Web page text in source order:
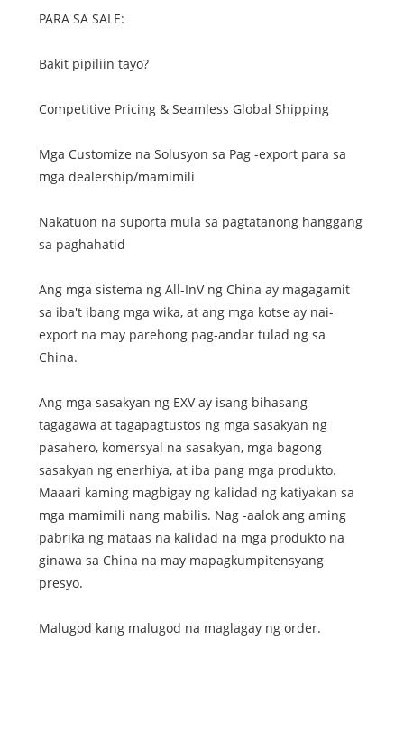
PARA SA SALE:
Bakit pipiliin tayo?
Competitive Pricing & Seamless Global Shipping
Mga Customize na Solusyon sa Pag -export para sa
mga dealership/mamimili
Nakatuon na suporta mula sa pagtatanong hanggang
sa paghahatid
Ang mga sistema ng All-InV ng China ay magagamit
sa iba't ibang mga wika, at ang mga kotse ay nai-
export na may parehong pag-andar tulad ng sa
China.
Ang mga sasakyan ng EXV ay isang bihasang
tagagawa at tagapagtustos ng mga sasakyan ng
pasahero, komersyal na sasakyan, mga bagong
sasakyan ng enerhiya, at iba pang mga produkto.
Maaari kaming magbigay ng kalidad ng katiyakan sa
mga mamimili nang mabilis. Nag -aalok ang aming
pabrika ng mataas na kalidad na mga produkto na
ginawa sa China na may mapagkumpitensyang
presyo.
Malugod kang malugod na maglagay ng order.